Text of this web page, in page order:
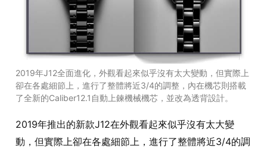
2019年J12全面進化，外觀看起來似乎沒有太大變動，但實際上
卻在各處細節上，進行了整體將近3/4的調整，內在機芯則搭載
了全新的Caliber12.1自動上鍊機械機芯，並改為透背設計。
2019年推出的新款J12在外觀看起來似乎沒有太大變
動，但實際上卻在各處細節上，進行了整體將近3/4的調